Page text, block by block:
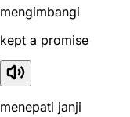
mengimbangi
kept a promise
menepati janji